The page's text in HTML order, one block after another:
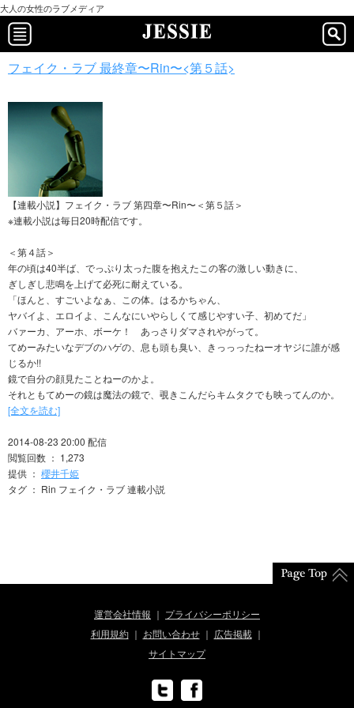
大人の女性のラブメディア
フェイク・ラブ 最終章〜Rin〜<第５話>
【連載小説】フェイク・ラブ 第四章〜Rin〜＜第５話＞
※連載小説は毎日20時配信です。
＜第４話＞
年の頃は40半ば、でっぷり太った腹を抱えたこの客の激しい動きに、
ぎしぎし悲鳴を上げて必死に耐えている。
「ほんと、すごいよなぁ、この体。はるかちゃん、
ヤバイよ、エロイよ、こんなにいやらしくて感じやすい子、初めてだ」
バァーカ、アーホ、ボーケ！ あっさりダマされやがって。
てめーみたいなデブのハゲの、息も頭も臭い、きっっったねーオヤジに誰が感
じるか!!
鏡で自分の顔見たことねーのかよ。
それともてめーの鏡は魔法の鏡で、覗きこんだらキムタクでも映ってんのか。
[全文を読む]
2014-08-23 20:00 配信
閲覧回数 ： 1,273
提供 ： 櫻井千姫
タグ ： Rin フェイク・ラブ 連載小説
運営会社情報
プライバシーポリシー
利用規約
お問い合わせ
広告掲載
サイトマップ